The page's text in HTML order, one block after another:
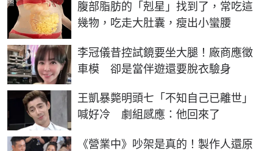
腹部脂肪的「剋星」找到了，常吃這
幾物，吃走大肚囊，瘦出小蠻腰
PR
李冠儀昔控試鏡要坐大腿！廠商應徵
車模 卻是當伴遊還要脫衣驗身
王凱暴斃明頭七「不知自己已離世」
喊好冷 劇組感應：他回來了
《營業中》吵架是真的！製作人還原